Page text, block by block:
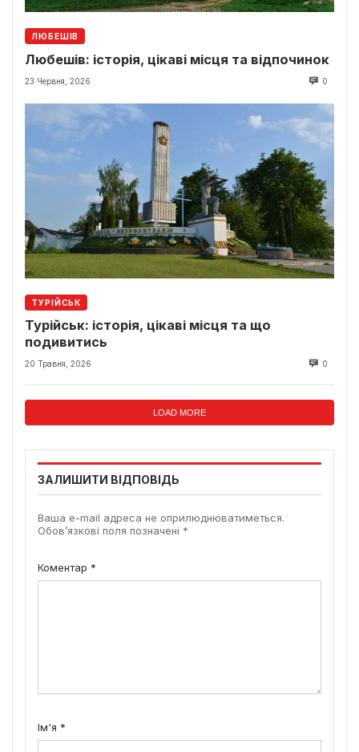
ЛЮБЕШІВ
Любешів: історія, цікаві місця та відпочинок
23 Червня, 2026 0
ТУРІЙСЬК
Турійськ: історія, цікаві місця та що
подивитись
20 Травня, 2026 0
LOAD MORE
ЗАЛИШИТИ ВІДПОВІДЬ
Ваша e-mail адреса не оприлюднюватиметься.
Обов’язкові поля позначені *
Коментар *
Ім'я *